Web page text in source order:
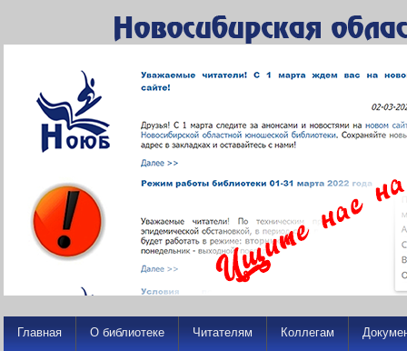
Главная О библиотеке Читателям Коллегам